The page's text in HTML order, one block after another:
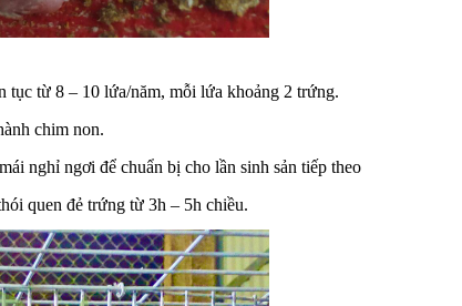
tục từ 8 – 10 lứa/năm, mỗi lứa khoảng 2 trứng.
chim non.
nghỉ ngơi để chuẩn bị cho lần sinh sản tiếp theo
quen đẻ trứng từ 3h – 5h chiều.